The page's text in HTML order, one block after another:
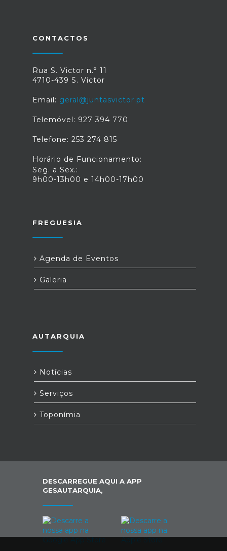
CONTACTOS
Rua S. Victor n.° 11
4710-439 S. Victor
Email: geral@juntasvictor.pt
Telemóvel: 927 394 770
Telefone: 253 274 815
Horário de Funcionamento:
Seg. a Sex.:
9h00-13h00 e 14h00-17h00
FREGUESIA
Agenda de Eventos
Galeria
AUTARQUIA
Notícias
Serviços
Toponímia
DESCARREGUE AQUI A APP
GESAUTARQUIA,